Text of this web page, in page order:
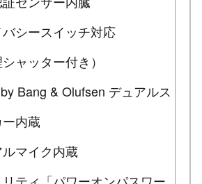
シースイッチ対応
シャッター付き）
Bang & Olufsen デュアルス
内蔵
マイク内蔵
ティ「パワーオンパスワー